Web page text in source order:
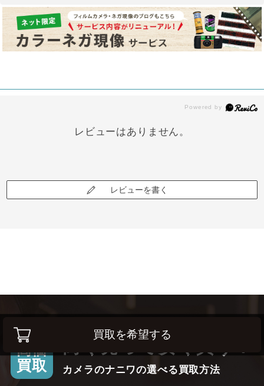
買取を希望する
レビューはありません。
レビューを書く
高価
買取
高く売って安く買う！
カメラのナニワの選べる買取方法